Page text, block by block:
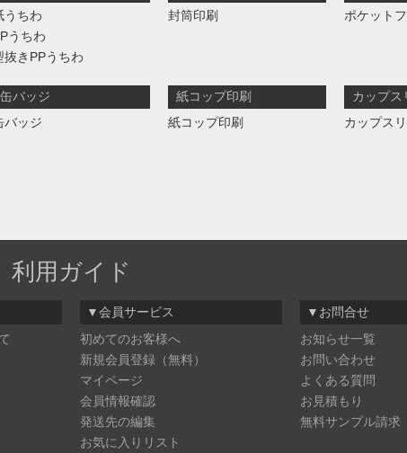
うちわ
うちわ
抜きPPうちわ
封筒印刷
ポケット
缶バッジ
バッジ
紙コップ印刷
紙コップ印刷
カップス
カップス
利用ガイド
▼会員サービス
初めてのお客様へ
新規会員登録（無料）
マイページ
会員情報確認
発送先の編集
お気に入りリスト
▼お問合せ
お知らせ一覧
お問い合わせ
よくある質問
お見積もり
無料サンプル請求